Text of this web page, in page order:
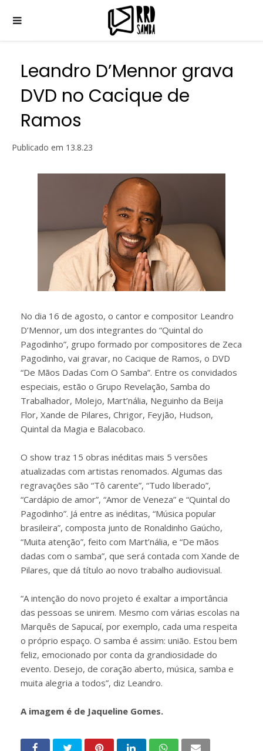
Leandro D’Mennor grava
DVD no Cacique de
Ramos
Publicado em 13.8.23
No dia 16 de agosto, o cantor e compositor Leandro
D’Mennor, um dos integrantes do “Quintal do
Pagodinho”, grupo formado por compositores de Zeca
Pagodinho, vai gravar, no Cacique de Ramos, o DVD
“De Mãos Dadas Com O Samba”. Entre os convidados
especiais, estão o Grupo Revelação, Samba do
Trabalhador, Molejo, Mart’nália, Neguinho da Beija
Flor, Xande de Pilares, Chrigor, Feyjão, Hudson,
Quintal da Magia e Balacobaco.
O show traz 15 obras inéditas mais 5 versões
atualizadas com artistas renomados. Algumas das
regravações são “Tô carente”, “Tudo liberado”,
“Cardápio de amor”, “Amor de Veneza” e “Quintal do
Pagodinho”. Já entre as inéditas, “Música popular
brasileira”, composta junto de Ronaldinho Gaúcho,
“Muita atenção”, feito com Mart’nália, e “De mãos
dadas com o samba”, que será contada com Xande de
Pilares, que dá título ao novo trabalho audiovisual.
“A intenção do novo projeto é exaltar a importância
das pessoas se unirem. Mesmo com várias escolas na
Marquês de Sapucaí, por exemplo, cada uma respeita
o próprio espaço. O samba é assim: união. Estou bem
feliz, emocionado por conta da grandiosidade do
evento. Desejo, de coração aberto, música, samba e
muita alegria a todos”, diz Leandro.
A imagem é de Jaqueline Gomes.